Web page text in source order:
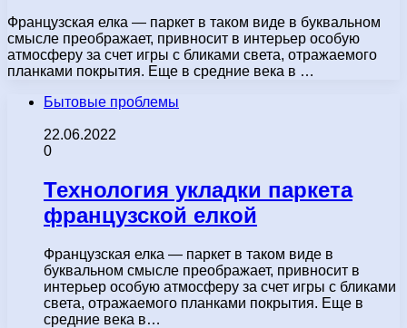
Французская елка — паркет в таком виде в буквальном
смысле преображает, привносит в интерьер особую
атмосферу за счет игры с бликами света, отражаемого
планками покрытия. Еще в средние века в …
Бытовые проблемы
22.06.2022
0
Технология укладки паркета
французской елкой
Французская елка — паркет в таком виде в
буквальном смысле преображает, привносит в
интерьер особую атмосферу за счет игры с бликами
света, отражаемого планками покрытия. Еще в
средние века в…